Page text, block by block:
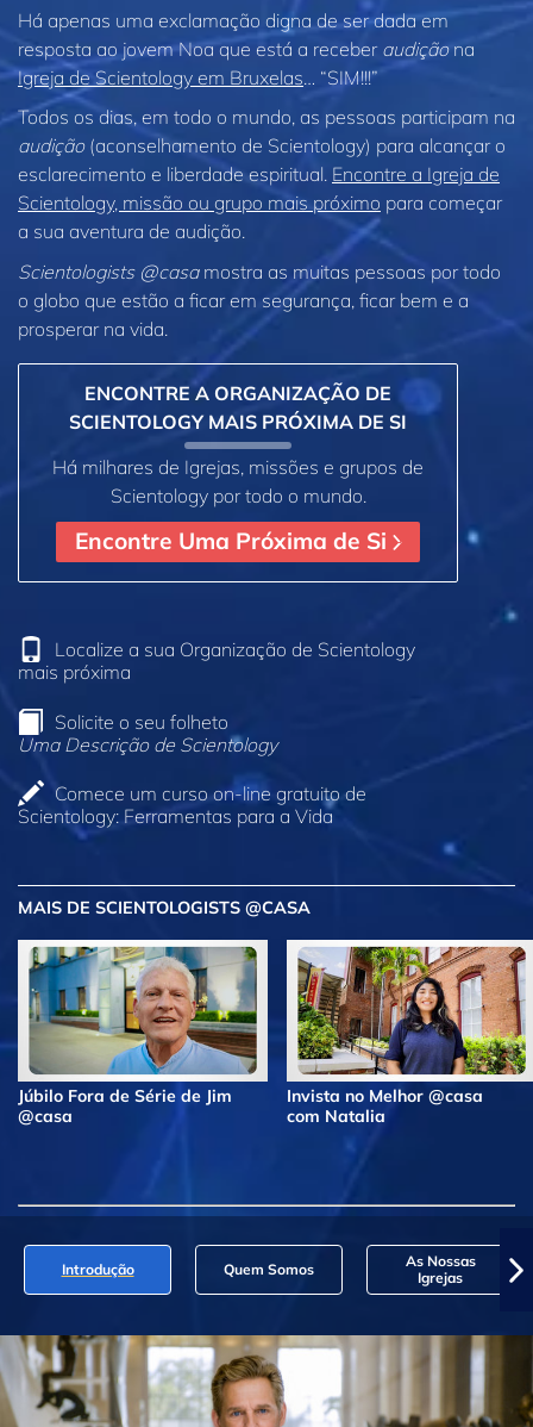
Há apenas uma exclamação digna de ser dada em
resposta ao jovem Noa que está a receber audiçãona
Igreja de Scientology em Bruxelas … “SIM!!!”
Todos os dias, em todo o mundo, as pessoas participam na
audição(aconselhamento de Scientology) para alcançar o
esclarecimento e liberdade espiritual. Encontre a Igreja de
Scientology, missão ou grupo mais próximo para começar
a sua aventura de audição.
Scientologists @casamostra as muitas pessoas por todo
o globo que estão a ficar em segurança, ficar bem e a
prosperar na vida.
ENCONTRE A ORGANIZAÇÃO DE
SCIENTOLOGY MAIS PRÓXIMA DE SI
Há milhares de Igrejas, missões e grupos de
Scientology por todo o mundo.
Encontre Uma Próxima de Si
Localize a sua Organização de Scientology
mais próxima
Solicite o seu folheto
Uma Descrição de Scientology
Comece um curso on‑line gratuito de
Scientology: Ferramentas para a Vida
MAIS DE SCIENTOLOGISTS @CASA
Júbilo Fora de Série de Jim
@casa
Invista no Melhor @casa
com Natalia
Introdução Quem Somos
As Nossas
Igrejas